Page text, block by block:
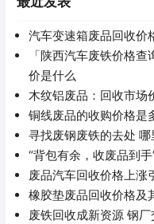
汽车变速箱废品回收价
「陕西汽车废铁价格
价是什么
木纹铝废品：回收市场
铜线废品的收购价格是
寻找废钢废铁的去处
“背包有余，收废品到
废品汽车回收价格上涨
橡胶垫废品回收价格及
废铁回收成新资源 钢